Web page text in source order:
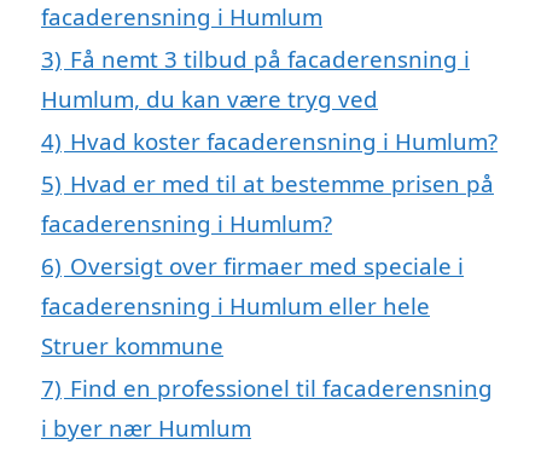
facaderensning i Humlum
3) Få nemt 3 tilbud på facaderensning i
Humlum, du kan være tryg ved
4) Hvad koster facaderensning i Humlum?
5) Hvad er med til at bestemme prisen på
facaderensning i Humlum?
6) Oversigt over firmaer med speciale i
facaderensning i Humlum eller hele
Struer kommune
7) Find en professionel til facaderensning
i byer nær Humlum